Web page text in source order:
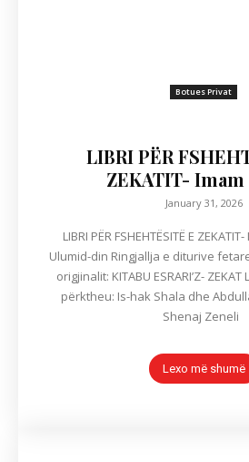
Botues Privat
LIBRI PËR
ZEKATIT- Imam
January 31, 2026
LIBRI PËR FSHEHTËSITË E ZEKATIT-
Ulumid-din Ringjallja e diturive
origjinalit: KITABU ESRARI’Z-
përktheu: Is-hak Shala dhe
Lexo më shumë